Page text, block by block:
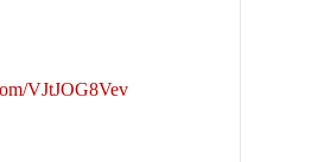
VJtJOG8Vev